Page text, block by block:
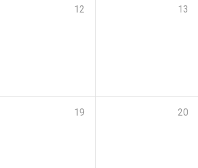
12 13
19 20